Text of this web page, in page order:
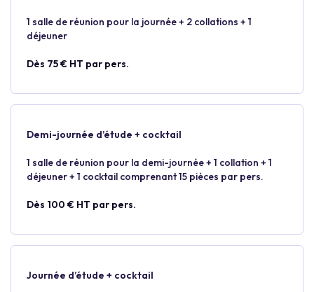
1 salle de réunion pour la journée + 2 collations + 1
déjeuner
Dès 75 € HT par pers.
Demi-journée d’étude + cocktail
1 salle de réunion pour la demi-journée + 1 collation + 1
déjeuner + 1 cocktail comprenant 15 pièces par pers.
Dès 100 € HT par pers.
Journée d’étude + cocktail